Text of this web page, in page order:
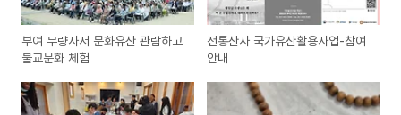
부여 무량사서 문화유산 관람하고
불교문화 체험
전통산사 국가유산활용사업-참여
안내